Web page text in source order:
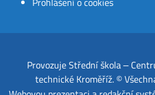
ProvozujeStřední škola ‒
technické Kroměříž. ©